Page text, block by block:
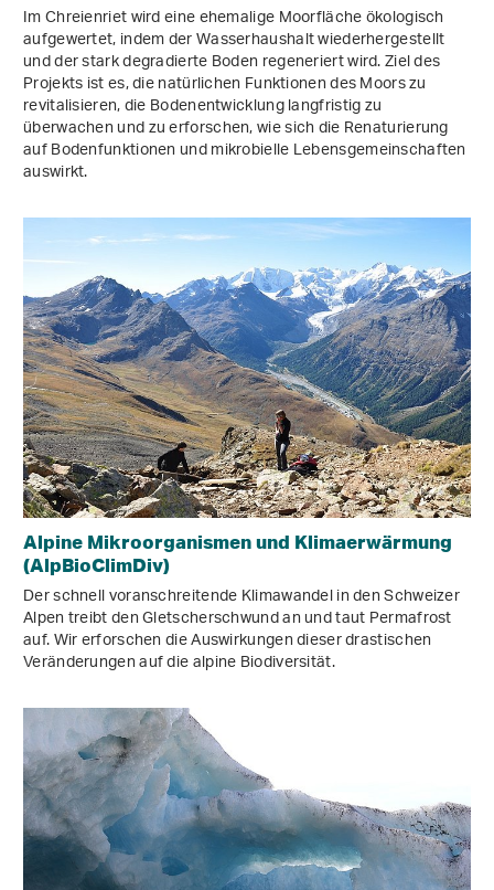
Im Chreienriet wird eine ehemalige Moorfläche ökologisch
aufgewertet, indem der Wasserhaushalt wiederhergestellt
und der stark degradierte Boden regeneriert wird. Ziel des
Projekts ist es, die natürlichen Funktionen des Moors zu
revitalisieren, die Bodenentwicklung langfristig zu
überwachen und zu erforschen, wie sich die Renaturierung
auf Bodenfunktionen und mikrobielle Lebensgemeinschaften
auswirkt.
Alpine Mikroorganismen und Klimaerwärmung
(AlpBioClimDiv)
Der schnell voranschreitende Klimawandel in den Schweizer
Alpen treibt den Gletscherschwund an und taut Permafrost
auf. Wir erforschen die Auswirkungen dieser drastischen
Veränderungen auf die alpine Biodiversität.